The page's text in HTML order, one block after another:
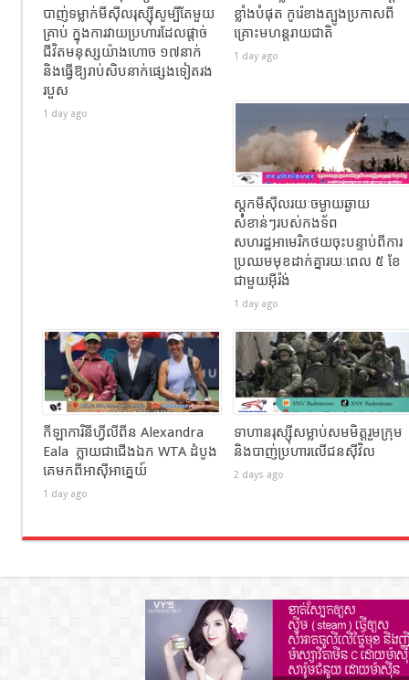
បាញ់ទម្លាក់មីស៊ីលរុស្ស៊ីសូម្បីតែមួយ
គ្រាប់ ក្នុងការវាយប្រហារដែលផ្តាច់
ជីវិតមនុស្សយ៉ាងហោច ១៧នាក់
និងធ្វើឱ្យរាប់សិបនាក់ផ្សេងទៀតរង
របួស
1 day ago
ខ្លាំងបំផុត កូរ៉េខាងត្បូងប្រកាសពី
គ្រោះមហន្តរាយជាតិ
1 day ago
ស្តុកមីស៊ីលរយៈចម្ងាយឆ្ងាយ
សំខាន់ៗរបស់កងទ័ព
សហរដ្ឋអាមេរិកថយចុះបន្ទាប់ពីការ
ប្រឈមមុខដាក់គ្នារយៈពេល ៥ ខែ
ជាមួយអ៊ីរ៉ង់
1 day ago
កីឡាការិនីហ្វីលីពីន Alexandra
Eala ក្លាយជាជើងឯក WTA ដំបូង
គេមកពីអាស៊ីអាគ្នេយ៍
1 day ago
ទាហានរុស្ស៊ីសម្លាប់សមមិត្តរួមក្រុម
និងបាញ់ប្រហារលើជនស៊ីវិល
2 days ago